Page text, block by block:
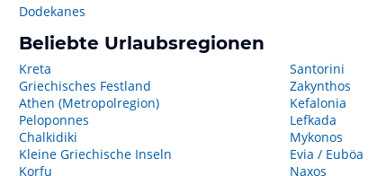
Dodekanes
Beliebte Urlaubsregionen
Kreta
Griechisches Festland
Athen (Metropolregion)
Peloponnes
Chalkidiki
Kleine Griechische Inseln
Korfu
Santorini
Zakynthos
Kefalonia
Lefkada
Mykonos
Evia / Euböa
Naxos